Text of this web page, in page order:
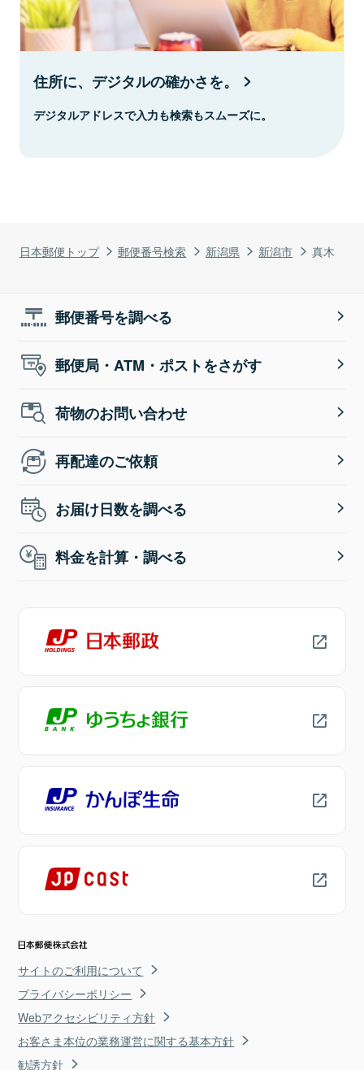
日本郵便トップ 郵便番号検索 新潟県 新潟市 真木
住所に、デジタルの確かさを。
デジタルアドレスで入力も検索もスムーズに。
郵便番号を調べる
郵便局・ATM・ポストをさがす
荷物のお問い合わせ
再配達のご依頼
お届け日数を調べる
料金を計算・調べる
サイトのご利用について
プライバシーポリシー
Webアクセシビリティ方針
お客さま本位の業務運営に関する基本方針
勧誘方針